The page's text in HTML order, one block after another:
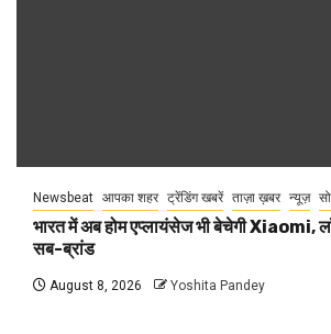
Newsbeat आपका शहर ट्रेंडिंग खबरें ताज़ा ख़बर न्यूज़
भारत में अब होम एप्लायंसेज भी बेचेगी Xiaomi,
सब-ब्रांड
August 8, 2026 Yoshita Pandey